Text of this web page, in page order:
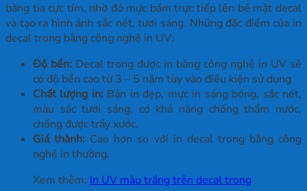
bằng tia cực tím, nhờ đó mực bám trực tiếp lên bề mặt decal
và tạo ra hình ảnh sắc nét, tươi sáng. Những đặc điểm của in
decal trong bằng công nghệ in UV:
Độ bền: Decal trong được in bằng công nghệ in UV sẽ
có độ bền cao từ 3 – 5 năm tùy vào điều kiện sử dụng
Chất lượng in:Bản in đẹp, mực in sáng bóng, sắc nét,
màu sắc tươi sáng, có khả năng chống thấm nước,
chống được trầy xước.
Giá thành: Cao hơn so với in decal trong bằng công
nghệ in thường.
Xem thêm: In UV màu trắng trên decal trong